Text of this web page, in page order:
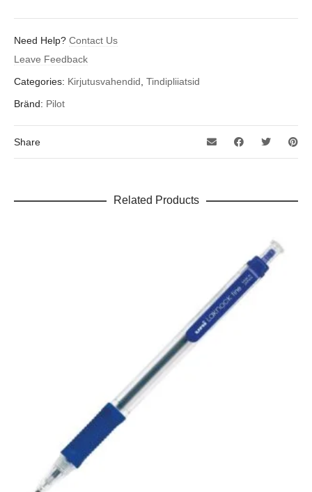
Need Help? Contact Us
Leave Feedback
Categories: Kirjutusvahendid, Tindipliiatsid
Bränd: Pilot
Share
Related Products